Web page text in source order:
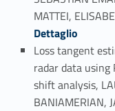
MATTEI,
Dettaglio
Loss tangent
radar data
shift analysis,
BANIAMERIAN,